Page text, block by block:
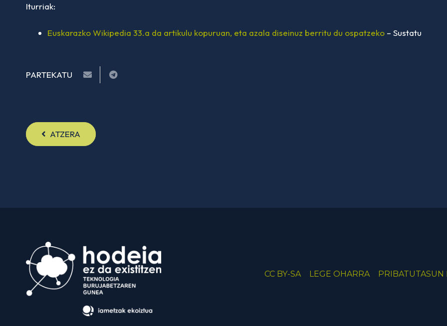
Iturriak:
Euskarazko Wikipedia 33.a da artikulu kopuruan, eta azala diseinuz berritu du ospatzeko– Sustatu
PARTEKATU
ATZERA
CC BY-SA LEGE OHARRA PRIBATUTASUN